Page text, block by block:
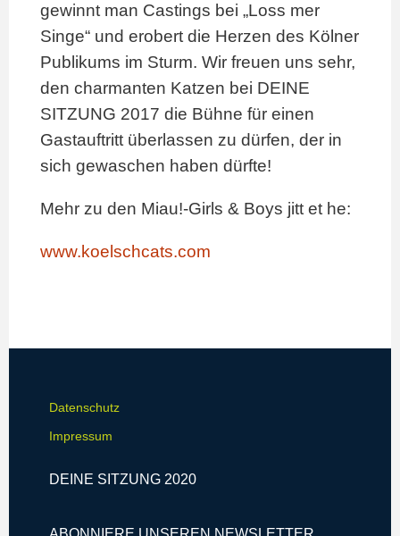
gewinnt man Castings bei „Loss mer
Singe“ und erobert die Herzen des Kölner
Publikums im Sturm. Wir freuen uns sehr,
den charmanten Katzen bei DEINE
SITZUNG 2017 die Bühne für einen
Gastauftritt überlassen zu dürfen, der in
sich gewaschen haben dürfte!
Mehr zu den Miau!-Girls & Boys jitt et he:
www.koelschcats.com
Datenschutz
Impressum
DEINE SITZUNG 2020